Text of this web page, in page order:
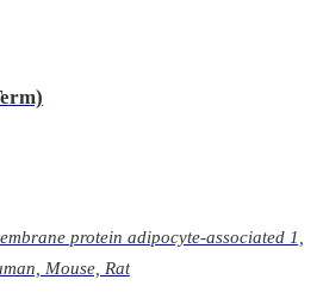
protein adipocyte-associated 1,
membrane protein GPR175,
TPRA1, GPR175, TMEM227
Mouse, Rat